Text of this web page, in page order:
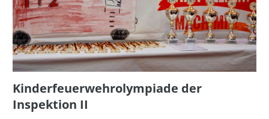
Kinderfeuerwehrolympiade der
Inspektion II